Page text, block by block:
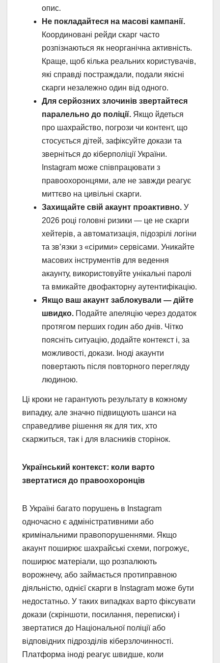
опис.
Не покладайтеся на масові кампанії.
Координовані рейди скарг часто
розпізнаються як неорганічна активність.
Краще, щоб кілька реальних користувачів,
які справді постраждали, подали якісні
скарги незалежно один від одного.
Для серйозних злочинів звертайтеся
паралельно до поліції. Якщо йдеться
про шахрайство, погрози чи контент, що
стосується дітей, зафіксуйте докази та
зверніться до кіберполіції України.
Instagram може співпрацювати з
правоохоронцями, але не завжди реагує
миттєво на цивільні скарги.
Захищайте свій акаунт проактивно. У
2026 році головні ризики — це не скарги
хейтерів, а автоматизація, підозрілі логіни
та зв’язки з «сірими» сервісами. Уникайте
масових інструментів для ведення
акаунту, використовуйте унікальні паролі
та вмикайте двофакторну аутентифікацію.
Якщо ваш акаунт заблокували — дійте
швидко. Подайте апеляцію через додаток
протягом перших годин або днів. Чітко
поясніть ситуацію, додайте контекст і, за
можливості, докази. Іноді акаунти
повертають після повторного перегляду
людиною.
Ці кроки не гарантують результату в кожному
випадку, але значно підвищують шанси на
справедливе рішення як для тих, хто
скаржиться, так і для власників сторінок.
Український контекст: коли варто
звертатися до правоохоронців
В Україні багато порушень в Instagram
одночасно є адміністративними або
кримінальними правопорушеннями. Якщо
акаунт поширює шахрайські схеми, погрожує,
поширює матеріали, що розпалюють
ворожнечу, або займається протиправною
діяльністю, однієї скарги в Instagram може бути
недостатньо. У таких випадках варто фіксувати
докази (скріншоти, посилання, переписки) і
звертатися до Національної поліції або
відповідних підрозділів кіберзлочинності.
Платформа іноді реагує швидше, коли